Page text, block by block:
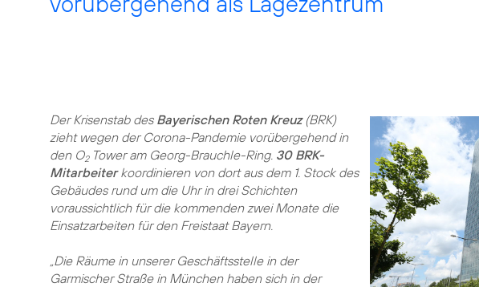
Der Krisenstab des Bayerischen Roten Kreuz(BRK)
zieht wegen der Corona-Pandemie vorübergehend in
den O2Tower am Georg-Brauchle-Ring. 30 BRK-
Mitarbeiterkoordinieren von dort aus dem 1. Stock des
Gebäudes rund um die Uhr in drei Schichten
voraussichtlich für die kommenden zwei Monate die
Einsatzarbeiten für den Freistaat Bayern.
„Die Räume in unserer Geschäftsstelle in der
Garmischer Straße in München haben sich in der